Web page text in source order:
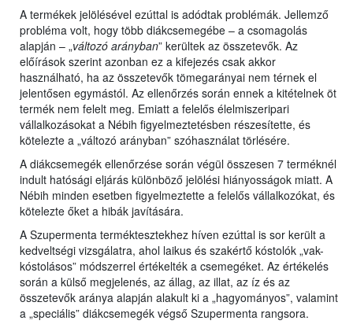
A termékek jelölésével ezúttal is adódtak problémák. Jellemző
probléma volt, hogy több diákcsemegébe – a csomagolás
alapján – „változó arányban” kerültek az összetevők. Az
előírások szerint azonban ez a kifejezés csak akkor
használható, ha az összetevők tömegarányai nem térnek el
jelentősen egymástól. Az ellenőrzés során ennek a kitételnek öt
termék nem felelt meg. Emiatt a felelős élelmiszeripari
vállalkozásokat a Nébih figyelmeztetésben részesítette, és
kötelezte a „változó arányban” szóhasználat törlésére.
A diákcsemegék ellenőrzése során végül összesen 7 terméknél
indult hatósági eljárás különböző jelölési hiányosságok miatt. A
Nébih minden esetben figyelmeztette a felelős vállalkozókat, és
kötelezte őket a hibák javítására.
A Szupermenta terméktesztekhez híven ezúttal is sor került a
kedveltségi vizsgálatra, ahol laikus és szakértő kóstolók „vak-
kóstolásos” módszerrel értékelték a csemegéket. Az értékelés
során a külső megjelenés, az állag, az illat, az íz és az
összetevők aránya alapján alakult ki a „hagyományos”, valamint
a „speciális” diákcsemegék végső Szupermenta rangsora.